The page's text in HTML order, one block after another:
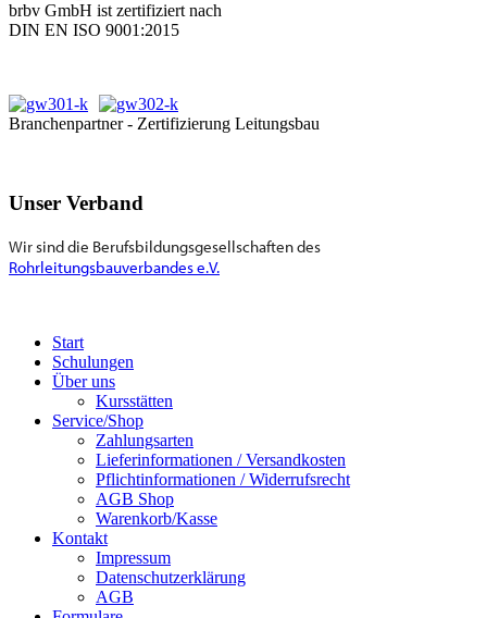
brbv GmbH ist zertifiziert nach
DIN EN ISO 9001:2015
Branchenpartner - Zertifizierung Leitungsbau
Unser Verband
Wir sind die Berufsbildungsgesellschaften des
Rohrleitungsbauverbandes e.V.
Start
Schulungen
Über uns
Kursstätten
Service/Shop
Zahlungsarten
Lieferinformationen / Versandkosten
Pflichtinformationen / Widerrufsrecht
AGB Shop
Warenkorb/Kasse
Kontakt
Impressum
Datenschutzerklärung
AGB